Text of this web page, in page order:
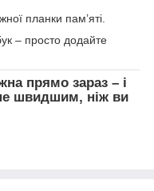
планки пам’яті.
– просто додайте
прямо зараз – і
швидшим, ніж ви